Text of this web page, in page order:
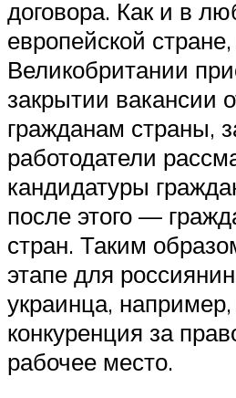
договора. Как и в
европейской
Великобритании
закрытии вакансии
гражданам страны,
работодатели
кандидатуры
после этого —
стран. Таким
этапе для
украинца,
конкуренция за
рабочее место.